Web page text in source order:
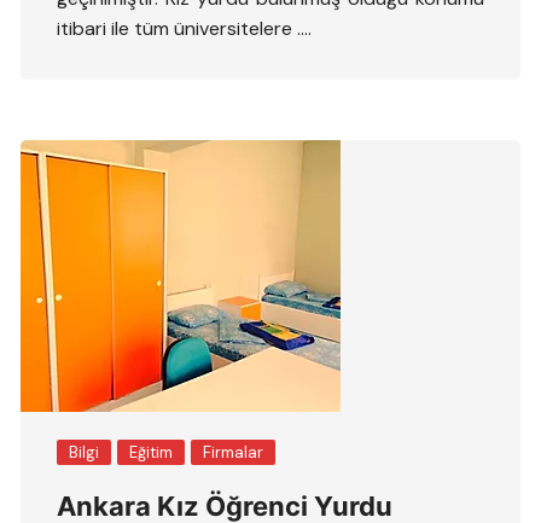
itibari ile tüm üniversitelere ….
Bilgi Eğitim Firmalar
Ankara Kız Öğrenci Yurdu